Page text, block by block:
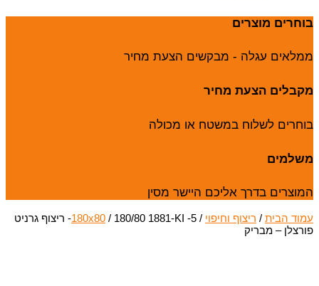
בוחרים מוצרים
ממלאים עגלה - מבקשים הצעת מחיר
מקבלים הצעת מחיר
בוחרים לשלוח במשטח או מכולה
משלמים
המוצרים בדרך אליכם היישר מסין
עמוד הבית / ריצוף וחיפוי /
180x80/ 180/80 1881-KI -5- ריצוף גרניט
פורצלן – מבריק